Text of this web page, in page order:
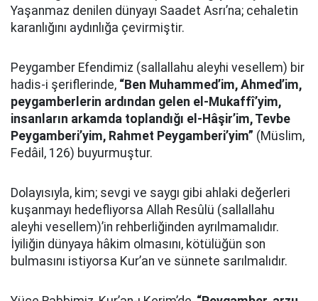
Yaşanmaz denilen dünyayı Saadet Asrı’na; cehaletin
karanlığını aydınlığa çevirmiştir.
Peygamber Efendimiz (sallallahu aleyhi vesellem) bir
hadis-i şeriflerinde, “Ben Muhammed’im, Ahmed’im,
peygamberlerin ardından gelen el-Mukaffî’yim,
insanların arkamda toplandığı el-Hâşir’im, Tevbe
Peygamberi’yim, Rahmet Peygamberi’yim” (Müslim,
Fedâil, 126) buyurmuştur.
Dolayısıyla, kim; sevgi ve saygı gibi ahlaki değerleri
kuşanmayı hedefliyorsa Allah Resûlü (sallallahu
aleyhi vesellem)’in rehberliğinden ayrılmamalıdır.
İyiliğin dünyaya hâkim olmasını, kötülüğün son
bulmasını istiyorsa Kur’an ve sünnete sarılmalıdır.